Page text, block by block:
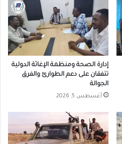
إدارة الصحة ومنظمة الإغاثة الدولية
تتفقان على دعم الطوارئ والفرق
الجوالة
أغسطس 5, 2026